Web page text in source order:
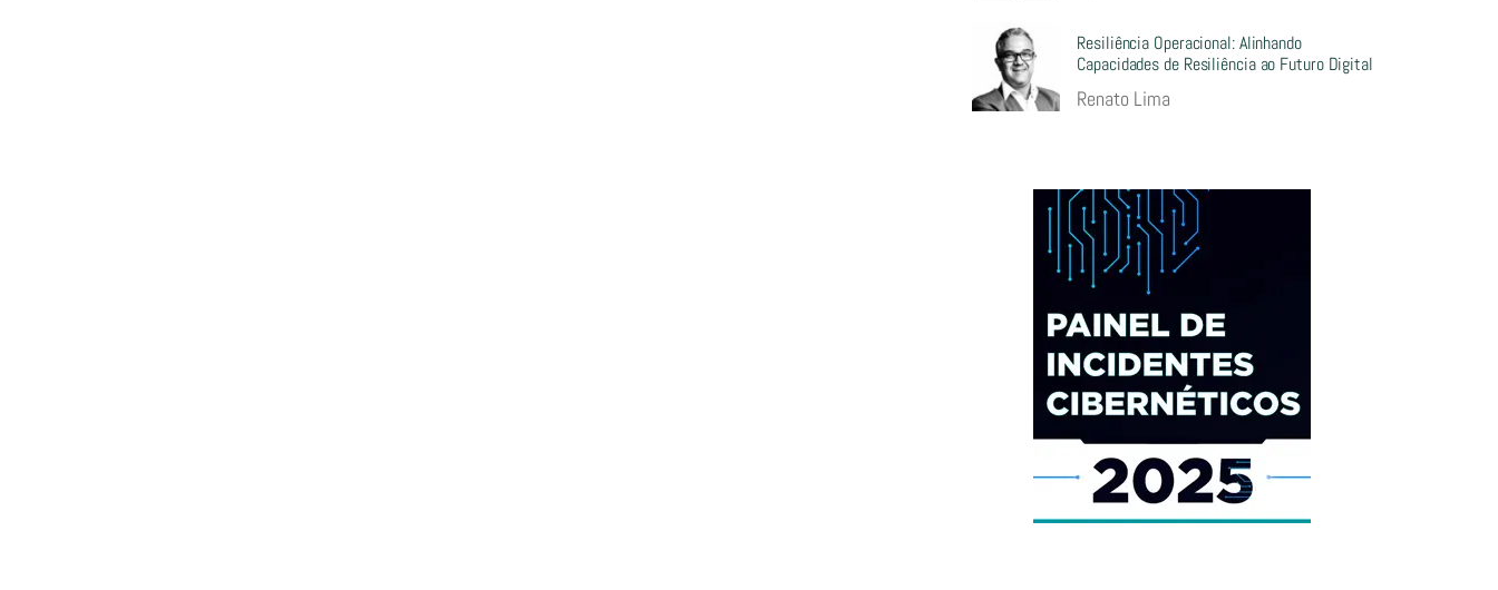
Resiliência Operacional: Alinhando
Capacidades de Resiliência ao Futuro Digital
Renato Lima